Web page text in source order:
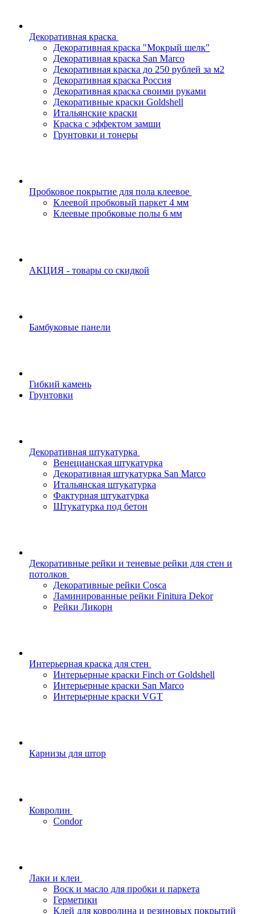
Декоративная краска
Декоративная краска "Мокрый шелк"
Декоративная краска San Marco
Декоративная краска до 250 рублей за м2
Декоративная краска Россия
Декоративная краска своими руками
Декоративные краски Goldshell
Итальянские краски
Краска с эффектом замши
Грунтовки и тонеры
Пробковое покрытие для пола клеевое
Клеевой пробковый паркет 4 мм
Клеевые пробковые полы 6 мм
АКЦИЯ - товары со скидкой
Бамбуковые панели
Гибкий камень
Грунтовки
Декоративная штукатурка
Венецианская штукатурка
Декоративная штукатурка San Marco
Итальянская штукатурка
Фактурная штукатурка
Штукатурка под бетон
Декоративные рейки и теневые рейки для стен и
потолков
Декоративные рейки Cosca
Ламинированные рейки Finitura Dekor
Рейки Ликорн
Интерьерная краска для стен
Интерьерные краски Finch от Goldshell
Интерьерные краски San Marco
Интерьерные краски VGT
Карнизы для штор
Ковролин
Condor
Лаки и клеи
Воск и масло для пробки и паркета
Герметики
Клей для ковролина и резиновых покрытий